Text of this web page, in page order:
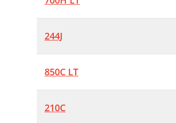
244J
850C LT
210C